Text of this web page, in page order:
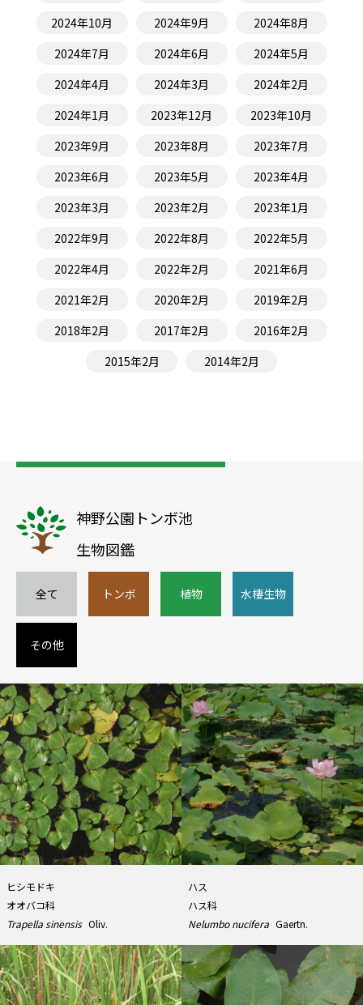
2024年10月 2024年9月
2024年8月
2024年7月
2024年6月
2024年5月
2024年4月
2024年3月
2024年2月
2024年1月
2023年12月
2023年10月
2023年9月
2023年8月
2023年7月
2023年6月
2023年5月
2023年4月
2023年3月
2023年2月
2023年1月
2022年9月
2022年8月
2022年5月
2022年4月
2022年2月
2021年6月
2021年2月
2020年2月
2019年2月
2018年2月
2017年2月
2016年2月
2015年2月
2014年2月
神野公園トンボ池
生物図鑑
全て トンボ 植物 水棲生物
その他
ヒシモドキ
オオバコ科
Trapella sinensis Oliv.
ハス
ハス科
Nelumbo nucifera Gaertn.